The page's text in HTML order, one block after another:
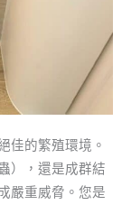
佳的繁殖環境。
），還是成群結
嚴重威脅。您是